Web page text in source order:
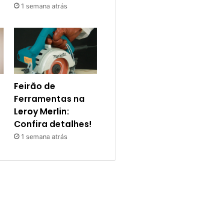
1 semana atrás
Feirão de
Ferramentas na
Leroy Merlin:
Confira detalhes!
1 semana atrás